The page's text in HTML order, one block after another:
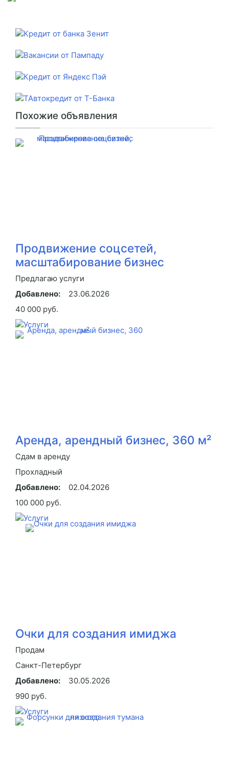
Похожие объявления
Продвижение соцсетей,
масштабирование бизнес
Предлагаю услуги
Добавлено:
23.06.2026
40 000 руб.
Аренда, арендный бизнес, 360 м²
Сдам в аренду
Прохладный
Добавлено:
02.04.2026
100 000 руб.
Очки для создания имиджа
Продам
Санкт-Петербург
Добавлено:
30.05.2026
990 руб.